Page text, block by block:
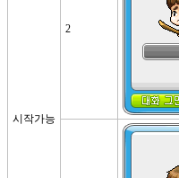
시작가능
2